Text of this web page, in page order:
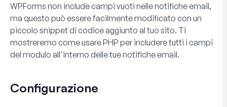
WPForms non include campi vuoti nelle notifiche email,
ma questo può essere facilmente modificato con un
piccolo snippet di codice aggiunto al tuo sito. Ti
mostreremo come usare PHP per includere tutti i campi
del modulo all'interno delle tue notifiche email.
Configurazione